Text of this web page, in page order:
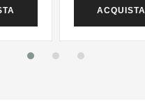
ACQUISTA